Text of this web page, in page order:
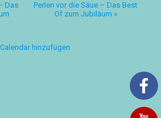
Das
Perlen vor die Säue – Das Best
Of zum Jubiläum »
hinzufügen